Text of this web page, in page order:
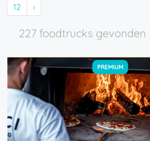
12
›
227 foodtrucks gevonden
PREMIUM